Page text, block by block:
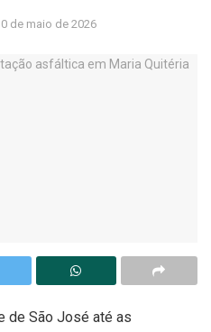
de maio de 2026
de São José até as